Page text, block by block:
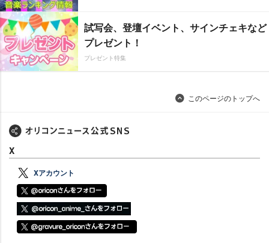
試写会、登壇イベント、サインチェキなど
プレゼント！
プレゼント特集
このページのトップへ
X
Xアカウント